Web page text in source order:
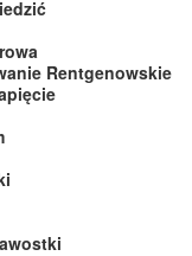
Rentgenowskie